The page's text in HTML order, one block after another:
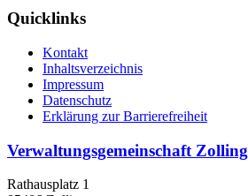
Quicklinks
Kontakt
Inhaltsverzeichnis
Impressum
Datenschutz
Erklärung zur Barrierefreiheit
Verwaltungsgemeinschaft Zolling
Rathausplatz 1